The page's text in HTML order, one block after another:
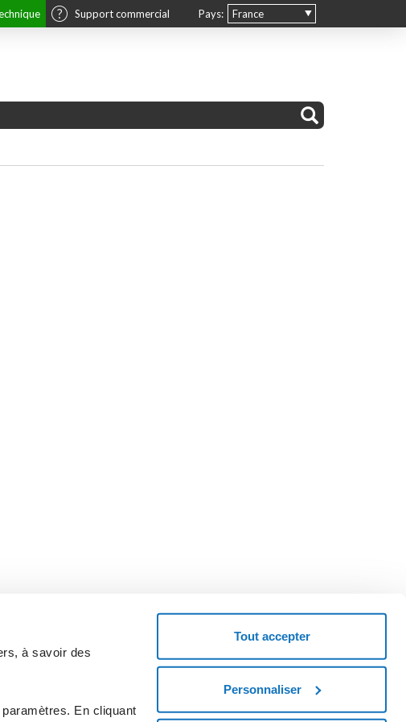
à savoir des
En cliquant
Tout accepter
Personnaliser
Pays: France
Support commercial
? Demandez un code coupon et essayez le service.
COMMENCEZ MAINTENANT